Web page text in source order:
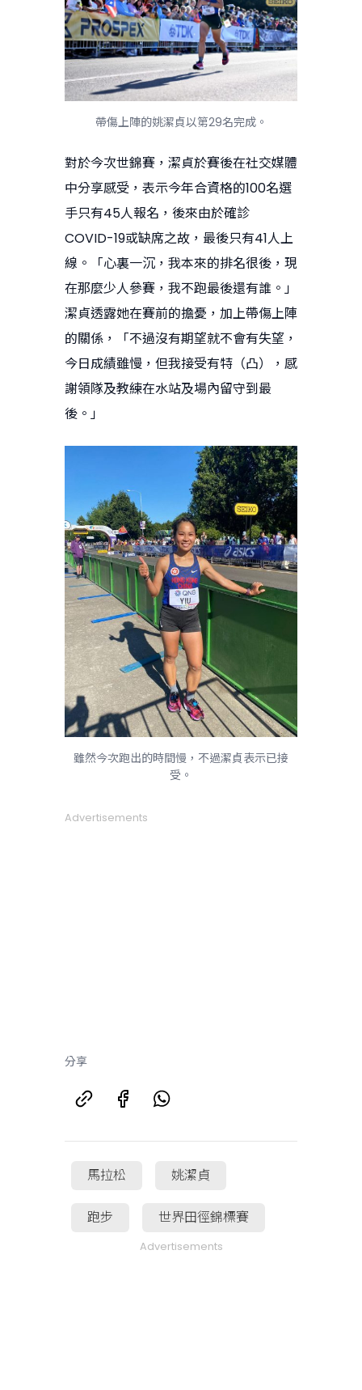
帶傷上陣的姚潔貞以第29名完成。
對於今次世錦賽，潔貞於賽後在社交媒體
中分享感受，表示今年合資格的100名選
手只有45人報名，後來由於確診
COVID-19或缺席之故，最後只有41人上
線。「心裏一沉，我本來的排名很後，現
在那麼少人參賽，我不跑最後還有誰。」
潔貞透露她在賽前的擔憂，加上帶傷上陣
的關係，「不過沒有期望就不會有失望，
今日成績雖慢，但我接受有特（凸），感
謝領隊及教練在水站及場內留守到最
後。」
雖然今次跑出的時間慢，不過潔貞表示已接
受。
Advertisements
分享
馬拉松 姚潔貞
跑步 世界田徑錦標賽
Advertisements